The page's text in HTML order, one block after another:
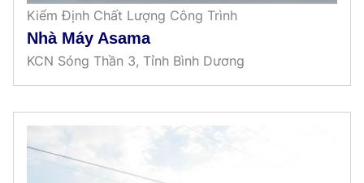
Kiểm Định Chất Lượng Công Trình
Nhà Máy Asama
KCN Sóng Thần 3, Tỉnh Bình Dương